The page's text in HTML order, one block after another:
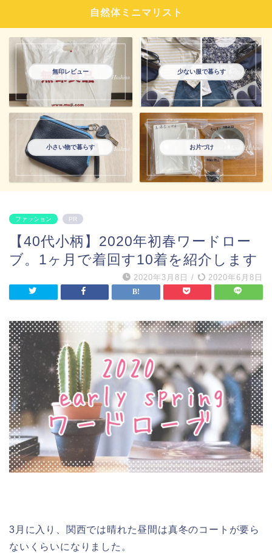
自然体ミニマリスト
無印レビュー 少ない服で暮らす
小さい物で暮らす お片づけ
ファッション PR
【40代小柄】2020年初春ワードロー
ブ。1ヶ月で着回す10着を紹介します
2020年3月8日 / 2020年6月8日
3月に入り、関西では晴れた昼間は真冬のコートが要ら
ないくらいになりました。